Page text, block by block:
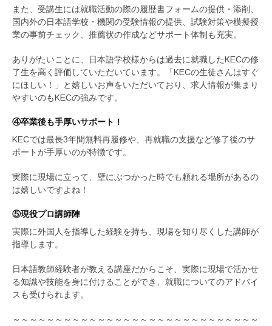
また、受講生には就職活動の際の履歴書フォームの提供・添削、
国内外の日本語学校・機関の受験情報の提供、試験対策や模擬授
業の事前チェック、推薦状の作成などサポート体制も充実。
ありがたいことに、日本語学校様からは過去に就職したKECの修
了生を高く評価していただいています。「KECの生徒さんはすぐ
にほしい！」と嬉しいお声をいただいており、求人情報が集まり
やすいのもKECの強みです。
④卒業後も手厚いサポート！
KECでは最長3年間無料再履修や、再就職の支援など修了後のサ
ポートが手厚いのが特徴です。
実際に現場に立って、壁にぶつかった時でも頼れる場所があるの
は嬉しいですよね！
⑤現役プロ講師陣
実際に外国人を指導した経験を持ち、現場を知り尽くした講師が
指導します。
日本語教師経験者が教える講座だからこそ、実際に現場で活かせ
る知識や技能を身に付けることができ、就職についてのアドバイ
スも受けられます。
～～～～～～～～～～～～～～～～～～～～～～～～～～～～～